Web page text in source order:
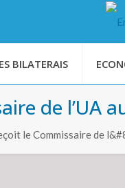
BILATERAIS
de l’UA
le Commissaire de